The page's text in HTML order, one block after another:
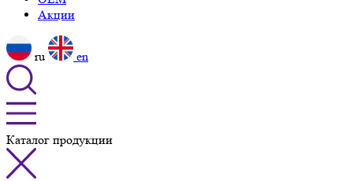
Акции
ru en
Каталог продукции